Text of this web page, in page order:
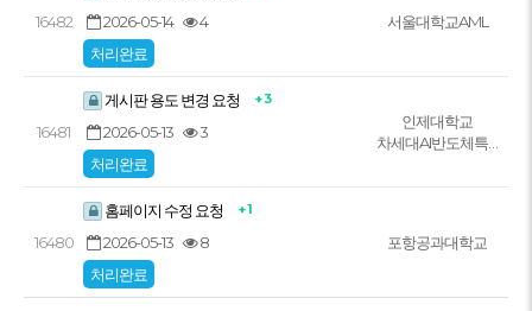
16482 2026-05-14
4
처리완료
서울대학교AML
16481
게시판 용도 변경 요청 + 3
2026-05-13
3
처리완료
인제대학교
차세대AI반도체특…
16480
홈페이지 수정 요청 + 1
2026-05-13
8
처리완료
포항공과대학교